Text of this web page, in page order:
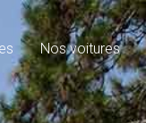
Nos voitures